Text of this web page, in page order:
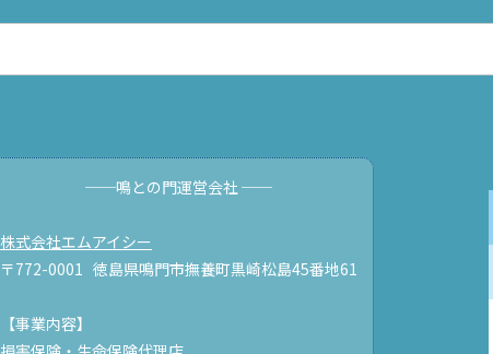
──鳴との門運営会社 ──
株式会社エムアイシー
〒772-0001 徳島県鳴門市撫養町黒崎松島45番地61
【事業内容】